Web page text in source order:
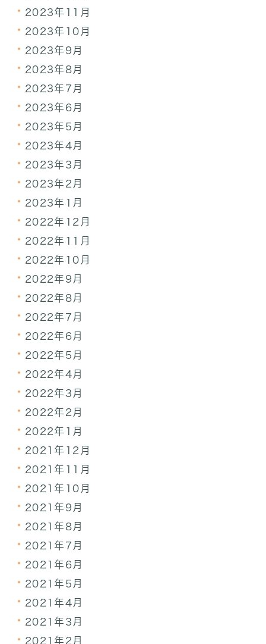
2023年11月
2023年10月
2023年9月
2023年8月
2023年7月
2023年6月
2023年5月
2023年4月
2023年3月
2023年2月
2023年1月
2022年12月
2022年11月
2022年10月
2022年9月
2022年8月
2022年7月
2022年6月
2022年5月
2022年4月
2022年3月
2022年2月
2022年1月
2021年12月
2021年11月
2021年10月
2021年9月
2021年8月
2021年7月
2021年6月
2021年5月
2021年4月
2021年3月
2021年2月